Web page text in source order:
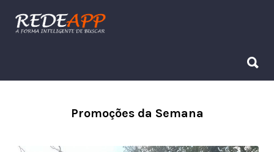
Procurar:
Promoções da Semana